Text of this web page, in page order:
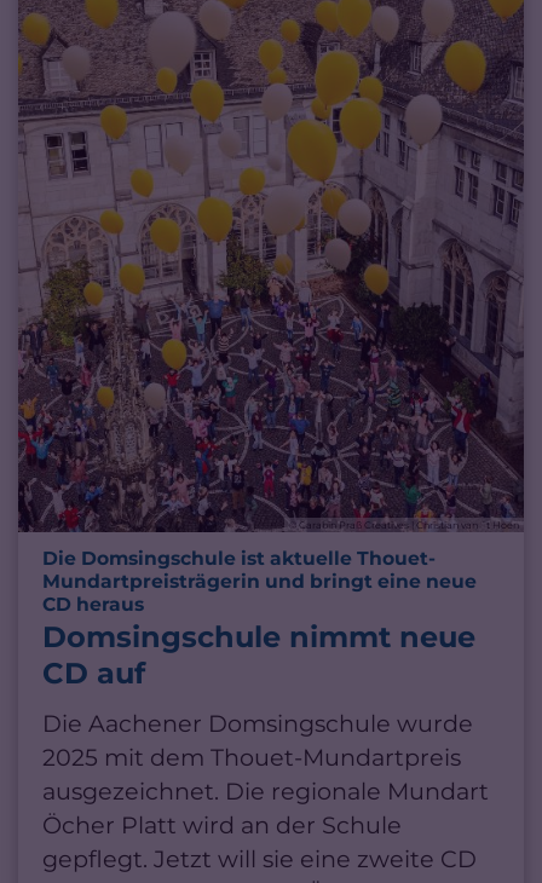
© Carabin Praß Creatives | Christian van ´t Hoen
Die Domsingschule ist aktuelle Thouet-
Mundartpreisträgerin und bringt eine neue
CD heraus:
Domsingschule nimmt neue
CD auf
Die Aachener Domsingschule wurde
2025 mit dem Thouet-Mundartpreis
ausgezeichnet. Die regionale Mundart
Öcher Platt wird an der Schule
gepflegt. Jetzt will sie eine zweite CD